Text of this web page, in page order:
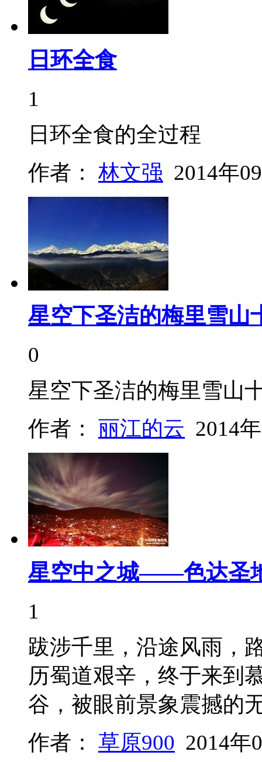
日环全食
1
日环全食的全过程
作者： 林文强 2014年
星空下圣洁的梅里雪山
0
星空下圣洁的梅里雪山
作者： 丽江的云 2014
星空中之城——色达圣
1
跋涉千里，沿途风雨，
历蜀道艰辛，终于来到
谷，被眼前景象震撼
作者： 草原900 2014年